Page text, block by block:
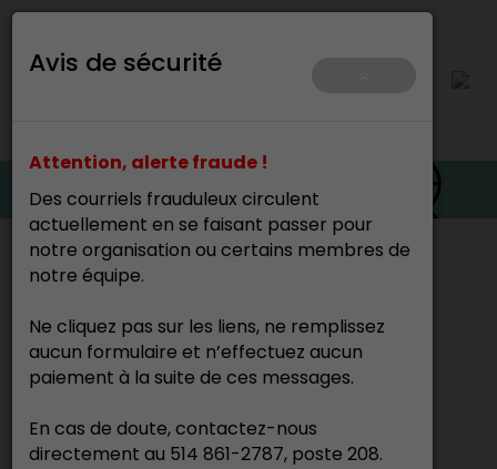
Avis de sécurité
Attention, alerte fraude !
Des courriels frauduleux circulent
actuellement en se faisant passer pour
notre organisation ou certains membres de
notre équipe.
Ne cliquez pas sur les liens, ne remplissez
aucun formulaire et n’effectuez aucun
paiement à la suite de ces messages.
En cas de doute, contactez-nous
directement au 514 861-2787, poste 208.
Accueil>
Denis Labbé
Ébéniste